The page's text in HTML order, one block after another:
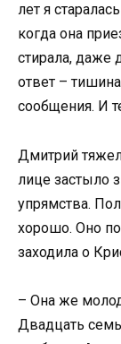
лет я
когда она
стирала, даже
ответ –
сообщения. И
Дмитрий
лице застыло
упрямства.
хорошо. Оно
заходила о
– Она же
Двадцать